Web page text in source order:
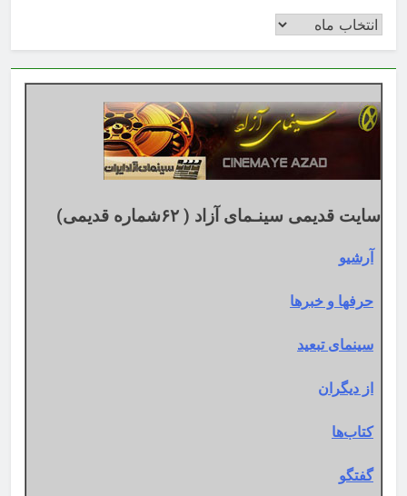
بایگانی
اساس
تقویم
میلادی
سایت قدیمی سینـمای آزاد ( ۶۲شماره قدیمی)
آرشیو
حرفها و خبرها
سینمای تبعید
از دیگران
کتاب‌ها
گفتگو